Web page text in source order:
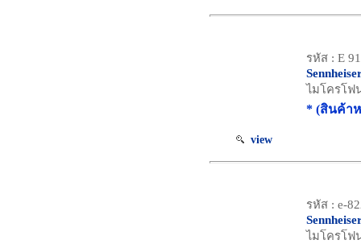
view
รหัส : E
ไมโครโฟ
* (สินค้า
รหัส : e-
ไมโครโฟ